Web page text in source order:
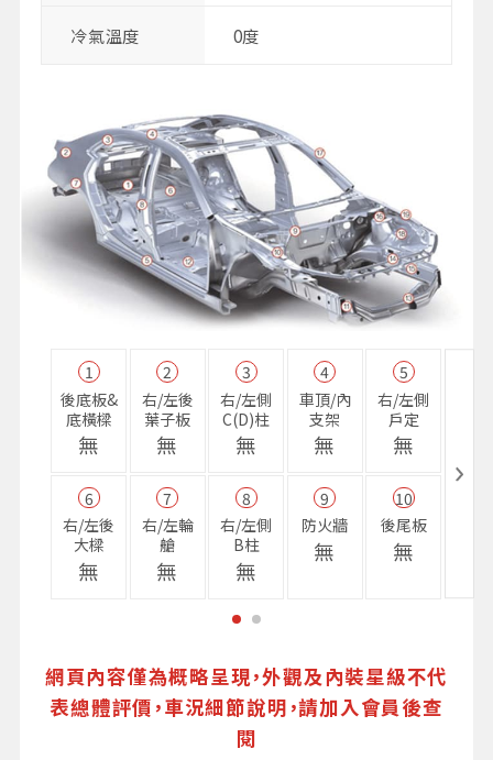
冷氣溫度 0度
1
後底板&
底橫樑
無
2
右/左後
葉子板
無
3
右/左側
C(D)柱
無
4
車頂/內
支架
無
5
右/左側
戶定
無
6
右/左後
大樑
無
7
右/左輪
艙
無
8
右/左側
B柱
無
9
防火牆
無
10
後尾板
無
網頁內容僅為概略呈現，外觀及內裝星級不代
表總體評價，車況細節說明，請加入會員後查
閱